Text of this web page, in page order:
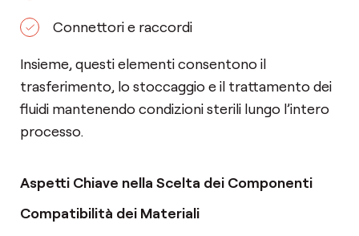
Connettori e raccordi
Insieme, questi elementi consentono il
trasferimento, lo stoccaggio e il trattamento dei
fluidi mantenendo condizioni sterili lungo l’intero
processo.
Aspetti Chiave nella Scelta dei Componenti
Compatibilità dei Materiali